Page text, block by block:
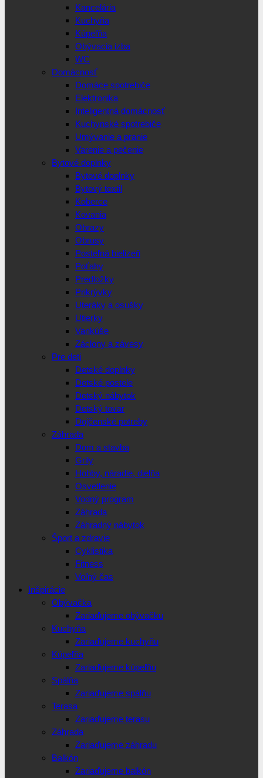
Kancelária
Kuchyňa
Kúpeľňa
Obývacia izba
WC
Domácnosť
Domáce spotrebiče
Elektronika
Inteligentná domácnosť
Kuchynské spotrebiče
Umývanie a pranie
Varenie a pečenie
Bytové doplnky
Bytové doplnky
Bytový textil
Koberce
Kovania
Obrazy
Obrusy
Posteľná bielizeň
Poťahy
Predložky
Prikrývky
Uteráky a osušky
Utierky
Vankúše
Záclony a závesy
Pre deti
Detské doplnky
Detské postele
Detský nábytok
Detský tovar
Dojčenské potreby
Záhrada
Dom a stavba
Grily
Hobby, náradie, dielňa
Osvetlenie
Vodný program
Záhrada
Záhradný nábytok
Šport a zdravie
Cyklistika
Fitness
Voľný čas
Inšpirácie
Obývačka
Zariaďujeme obývačku
Kuchyňa
Zariaďujeme kuchyňu
Kúpeľňa
Zariaďujeme kúpeľňu
Spálňa
Zariaďujeme spálňu
Terasa
Zariaďujeme terasu
Záhrada
Zariaďujeme záhradu
Balkón
Zariaďujeme balkón